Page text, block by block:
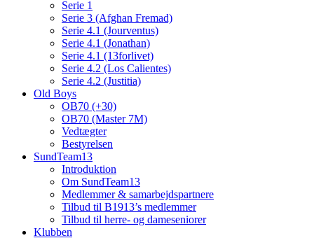
Serie 1
Serie 3 (Afghan Fremad)
Serie 4.1 (Jourventus)
Serie 4.1 (Jonathan)
Serie 4.1 (13forlivet)
Serie 4.2 (Los Calientes)
Serie 4.2 (Justitia)
Old Boys
OB70 (+30)
OB70 (Master 7M)
Vedtægter
Bestyrelsen
SundTeam13
Introduktion
Om SundTeam13
Medlemmer & samarbejdspartnere
Tilbud til B1913’s medlemmer
Tilbud til herre- og dameseniorer
Klubben